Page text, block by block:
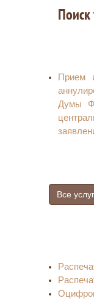
Поиск
Прием
Думы
Все